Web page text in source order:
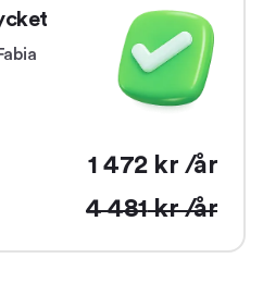
1 472kr /år
4 481kr /år